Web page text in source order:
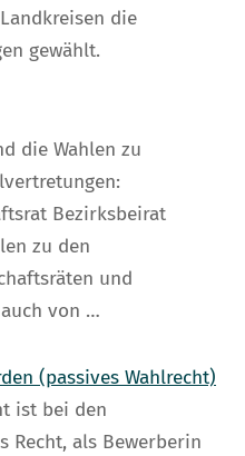
die
gewählt.
die Wahlen zu
Bezirksbeirat
zu den
und
von …
(passives Wahlrecht)
ist bei den
Recht, als Bewerberin